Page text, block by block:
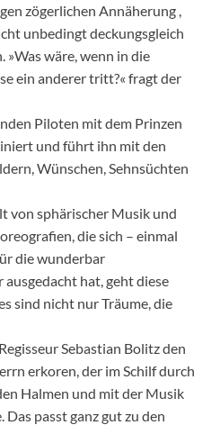
zögerlichen Annäherung ,
unbedingt deckungsgleich
»Was wäre, wenn in die
ein anderer tritt?« fragt der
Piloten mit dem Prinzen
und führt ihn mit den
Wünschen, Sehnsüchten
von sphärischer Musik und
die sich – einmal
die wunderbar
hat, geht diese
sind nicht nur Träume, die
Sebastian Bolitz den
erkoren, der im Schilf durch
Halmen und mit der Musik
passt ganz gut zu den